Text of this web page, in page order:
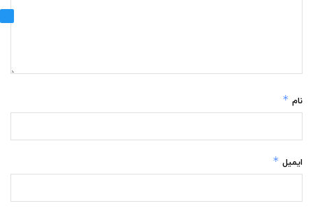
نام *
ایمیل *